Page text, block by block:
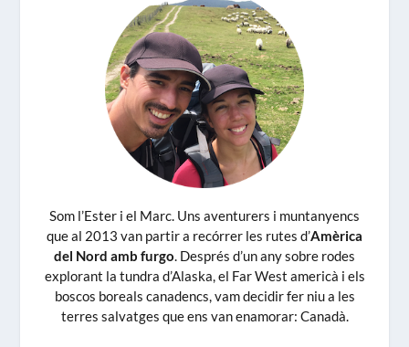
Som l’Ester i el Marc. Uns aventurers i muntanyencs
que al 2013 van partir a recórrer les rutes d’Amèrica
del Nord amb furgo. Després d’un any sobre rodes
explorant la tundra d’Alaska, el Far West americà i els
boscos boreals canadencs, vam decidir fer niu a les
terres salvatges que ens van enamorar: Canadà.